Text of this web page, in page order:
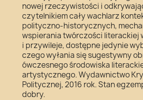
nowej rzeczywistości i
czytelnikiem cały wachlarz
polityczno-historycznych,
wspierania twórczości literackiej
i przywileje, dostępne jedynie
czego wyłania się sugestywny
ówczesnego środowiska
artystycznego. Wydawnictwo
Politycznej, 2016 rok. Stan
dobry.